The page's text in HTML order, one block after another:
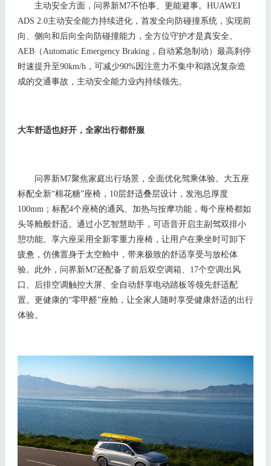
主动安全方面，问界新M7不怕事、更能避事。 HUAWEI
ADS 2.0主动安全能力持续进化，首发全向防碰撞系统，实现前
向、侧向和后向全向防碰撞能力，全方位守护才是真安全。
AEB（ Automatic Emergency Braking， 自动紧急制动 ）最高刹停
时速提升至90km/h ，可减少90%因注意力不集中和路况复杂造
成的交通事故 ，主动安全能力业内持续领先。
大车舒适也好开，全家出行都舒服
问界新M7聚焦家庭出行场景， 全面优化驾乘体验。大五座
标配全新“棉花糖”座椅，10层舒适叠层设计，发泡总厚度
100mm； 标配4个座椅的通风、 加热与按摩功能，每个座椅都如
头等舱般舒适。 通过小艺智慧助手，可语音开启主副驾双排小
憩功能。享六座采用全新零重力座椅，让用户在乘坐时可卸下
疲惫，仿佛置身于太空舱中，带来极致的舒适享受与放松体
验。 此外， 问界新M7还配备了前后双空调箱、 17个空调出风
口
后排空调触控大屏、全自动舒享电动踏板等领先舒适配
置。更健康的“零甲醛”座舱，让全家人随时享受健康舒适的出行
体验。